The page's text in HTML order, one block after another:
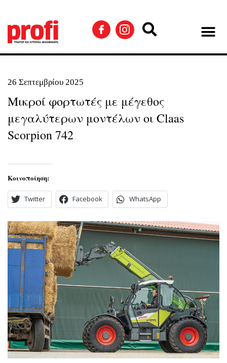
26 Σεπτεμβρίου 2025
Μικροί φορτωτές με μέγεθος
μεγαλύτερων μοντέλων οι Claas
Scorpion 742
Κοινοποίηση:
Twitter Facebook WhatsApp